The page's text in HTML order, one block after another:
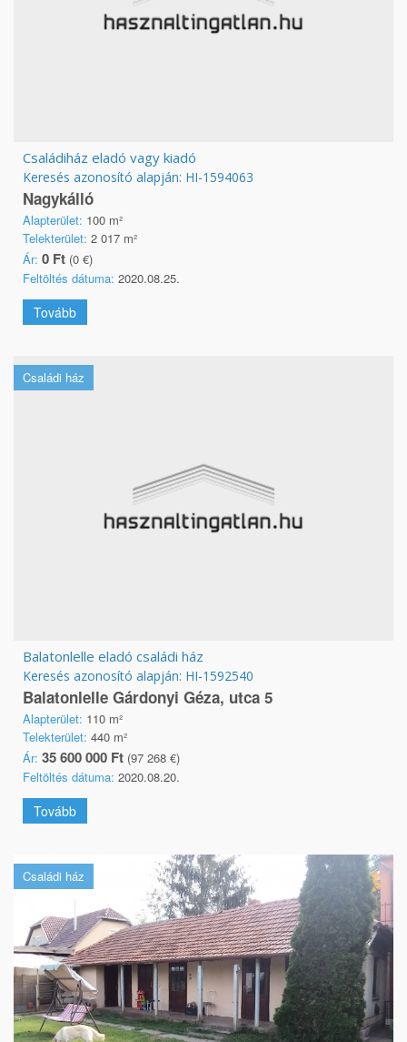
Családiház eladó vagy kiadó
Keresés azonosító alapján: HI-1594063
Nagykálló
Alapterület: 100 m²
Telekterület: 2 017 m²
Ár: 0 Ft (0 €)
Feltöltés dátuma: 2020.08.25.
Tovább
Családi ház
Balatonlelle eladó családi ház
Keresés azonosító alapján: HI-1592540
Balatonlelle Gárdonyi Géza, utca 5
Alapterület: 110 m²
Telekterület: 440 m²
Ár: 35 600 000 Ft (97 268 €)
Feltöltés dátuma: 2020.08.20.
Tovább
Családi ház